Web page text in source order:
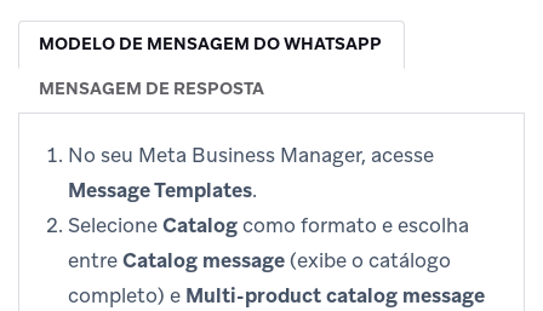
MODELO DE MENSAGEM DO WHATSAPP
MENSAGEM DE RESPOSTA
No seu Meta Business Manager, acesse
Message Templates.
SelecioneCatalogcomo formato e escolha
entreCatalog message(exibe o catálogo
completo) e Multi-product catalog message